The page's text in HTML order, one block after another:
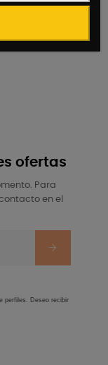
ofertas
Para
en el
perfiles. Deseo recibir